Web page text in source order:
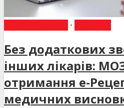
•
Без додаткових
інших лікарів:
отримання е-
медичних